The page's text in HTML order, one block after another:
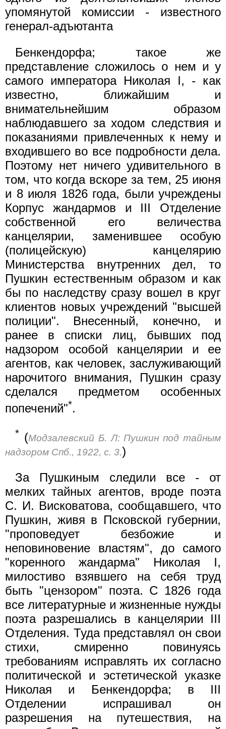
упомянутой комиссии - известного
генерал-адъютанта
Бенкендорфа; такое же
представление сложилось о нем и y
самого императора Николая I, - как
известно, ближайшим и
внимательнейшим образом
наблюдавшего за ходом следствия и
показаниями привлеченных к нему и
входившего во все подробности дела.
Поэтому нет ничего удивительного в
том, что когда вскоре за тем, 25 июня
и 8 июля 1826 года, были учреждены
Корпус жандармов и III Отделение
собственной его величества
канцелярии, заменившее особую
(полицейскую) канцелярию
Министерства внутренних дел, то
Пушкин естественным образом и как
бы по наследству сразу вошел в круг
клиентов новых учреждений "высшей
полиции". Внесенный, конечно, и
ранее в списки лиц, бывших под
надзором особой канцелярии и ее
агентов, как человек, заслуживающий
нарочитого внимания, Пушкин сразу
сделался предметом особенных
попечений"*.
* (Модзалевский Б. Л: Пушкин под тайным
надзором Спб., 1922, с. 3.)
За Пушкиным следили все - от
мелких тайных агентов, вроде поэта
С. И. Висковатова, сообщавшего, что
Пушкин, живя в Псковской губернии,
"проповедует безбожие и
неповиновение властям", до самого
"коренного жандарма" Николая I,
милостиво взявшего на себя труд
быть "цензором" поэта. С 1826 года
все литературные и жизненные нужды
поэта разрешались в канцелярии III
Отделения. Туда представлял он свои
стихи, смиренно повинуясь
требованиям исправлять их согласно
политической и эстетической указке
Николая и Бенкендорфа; в III
Отделении испрашивал он
разрешения на путешествия, на